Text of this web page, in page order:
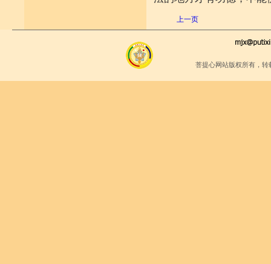
上一页
菩提心网站版权所有，